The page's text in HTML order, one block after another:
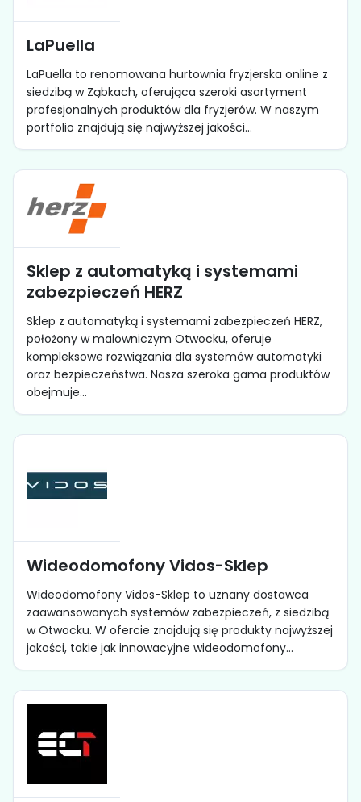
LaPuella
LaPuella to renomowana hurtownia fryzjerska online z
siedzibą w Ząbkach, oferująca szeroki asortyment
profesjonalnych produktów dla fryzjerów. W naszym
portfolio znajdują się najwyższej jakości...
Sklep z automatyką i systemami
zabezpieczeń HERZ
Sklep z automatyką i systemami zabezpieczeń HERZ,
położony w malowniczym Otwocku, oferuje
kompleksowe rozwiązania dla systemów automatyki
oraz bezpieczeństwa. Nasza szeroka gama produktów
obejmuje...
Wideodomofony Vidos-Sklep
Wideodomofony Vidos-Sklep to uznany dostawca
zaawansowanych systemów zabezpieczeń, z siedzibą
w Otwocku. W ofercie znajdują się produkty najwyższej
jakości, takie jak innowacyjne wideodomofony...